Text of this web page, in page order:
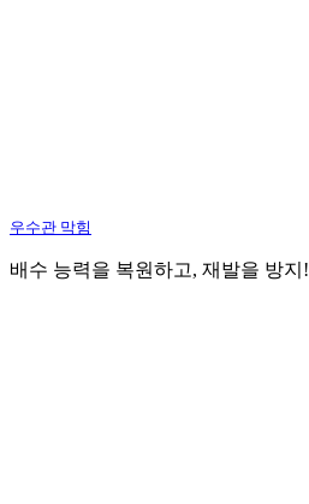
우수관 막힘
배수 능력을 복원하고, 재발을 방지!